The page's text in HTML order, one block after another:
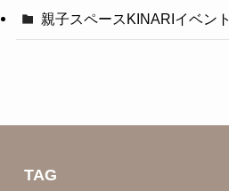
親子スペースKINARIイベント
TAG